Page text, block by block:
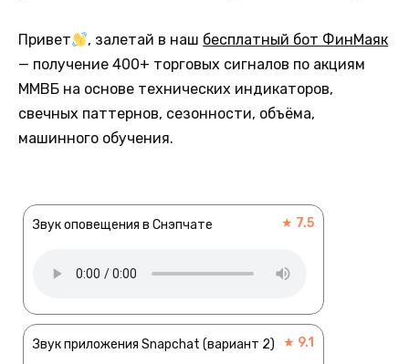
Привет , залетай в наш бесплатный бот ФинМаяк
— получение 400+ торговых сигналов по акциям
ММВБ на основе технических индикаторов,
свечных паттернов, сезонности, объёма,
машинного обучения.
Звук оповещения в Снэпчате ★ 7.5
Звук приложения Snapchat (вариант 2) ★ 9.1